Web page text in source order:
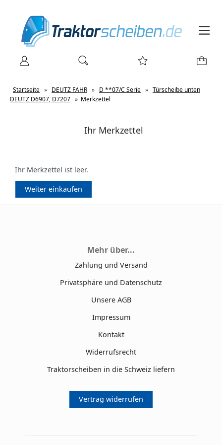
Startseite » DEUTZ FAHR » D **07/C Serie » Türscheibe unten
DEUTZ D6907, D7207 » Merkzettel
Ihr Merkzettel
Ihr Merkzettel ist leer.
Weiter einkaufen
Mehr über...
Zahlung und Versand
Privatsphäre und Datenschutz
Unsere AGB
Impressum
Kontakt
Widerrufsrecht
Traktorscheiben in die Schweiz liefern
Vertrag widerrufen